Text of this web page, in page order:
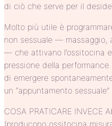
di ciò che serve per il
Molto più utile è
non sessuale —
— che attivano l’ossitocina
pressione della
di emergere
un “appuntamento
COSA PRATICARE
(producono ossitocina